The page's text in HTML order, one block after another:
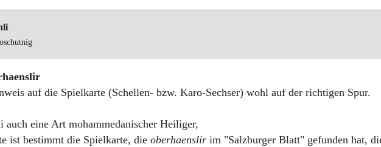
auf die Spielkarte (Schellen- bzw. Karo-Sechser) wohl auf der richtigen Spur.
auch eine Art mohammedanischer Heiliger,
ist bestimmt die Spielkarte, die oberhaenslir im "Salzburger Blatt" gefunden hat,